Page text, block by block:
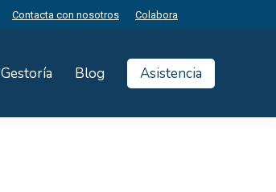
Contacta con nosotros Colabora
Gestoría Blog Asistencia